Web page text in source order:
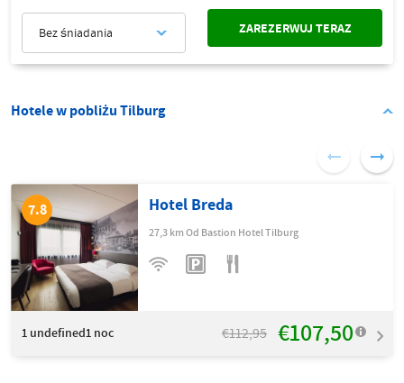
Bez śniadania ZAREZERWUJ TERAZ
Hotele w pobliżu Tilburg
7.8 Hotel Breda
27,3 km Od Bastion Hotel Tilburg
1 undefined1 noc €112,95 €107,50